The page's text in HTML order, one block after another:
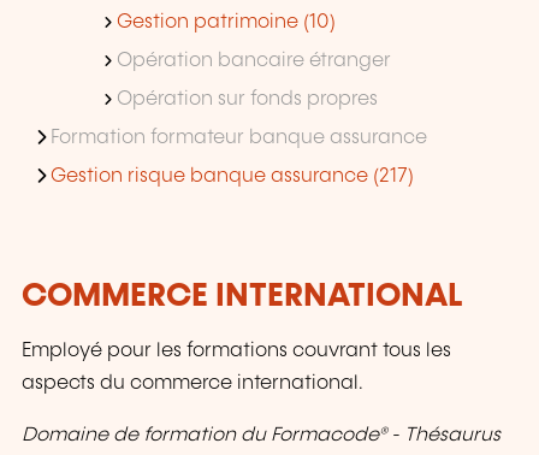
Gestion patrimoine (10)
Opération bancaire étranger
Opération sur fonds propres
Formation formateur banque assurance
Gestion risque banque assurance (217)
COMMERCE INTERNATIONAL
Employé pour les formations couvrant tous les
aspects du commerce international.
Domaine de formation du Formacode® - Thésaurus